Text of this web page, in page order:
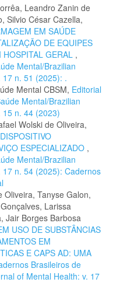
Leandro Zanin de
Silvio César Cazella,
EM SAÚDE
DE EQUIPES
GERAL ,
Mental/Brazilian
n. 51 (2025): .
Mental CBSM, Editorial
Mental/Brazilian
n. 44 (2023)
Wolski de Oliveira,
ESPECIALIZADO ,
Mental/Brazilian
n. 54 (2025): Cadernos
Oliveira, Tanyse Galon,
Larissa
Jair Borges Barbosa
USO DE SUBSTÂNCIAS
EM
E CAPS AD: UMA
Brasileiros de
of Mental Health: v. 17